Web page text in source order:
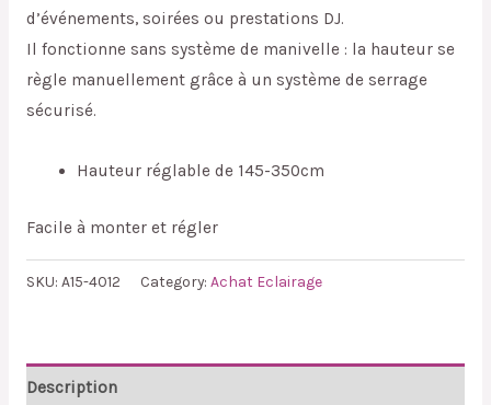
d’événements, soirées ou prestations DJ.
Il fonctionne sans système de manivelle : la hauteur se
règle manuellement grâce à un système de serrage
sécurisé.
Hauteur réglable de 145-350cm
Facile à monter et régler
SKU: A15-4012 Category: Achat Eclairage
Description